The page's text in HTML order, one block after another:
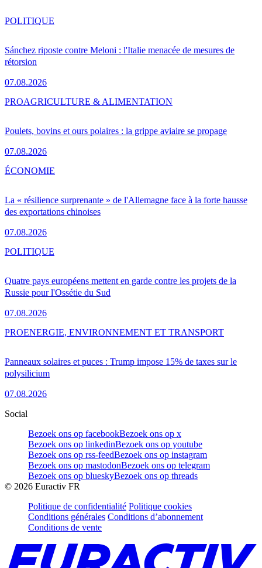
Sánchez riposte contre Meloni : l'Italie menacée de mesures de
rétorsion
07.08.2026
POLITIQUE
Poulets, bovins et ours polaires : la grippe aviaire se propage
07.08.2026
PROAGRICULTURE & ALIMENTATION
La « résilience surprenante » de l'Allemagne face à la forte hausse
des exportations chinoises
07.08.2026
ÉCONOMIE
Quatre pays européens mettent en garde contre les projets de la
Russie pour l'Ossétie du Sud
07.08.2026
POLITIQUE
Panneaux solaires et puces : Trump impose 15% de taxes sur le
polysilicium
07.08.2026
PROENERGIE, ENVIRONNEMENT ET TRANSPORT
Social
Bezoek ons op facebookBezoek ons op x
Bezoek ons op linkedinBezoek ons op youtube
Bezoek ons op rss-feedBezoek ons op instagram
Bezoek ons op mastodonBezoek ons op telegram
Bezoek ons op blueskyBezoek ons op threads
© 2026 Euractiv FR
Politique de confidentialité Politique cookies
Conditions générales Conditions d’abonnement
Conditions de vente